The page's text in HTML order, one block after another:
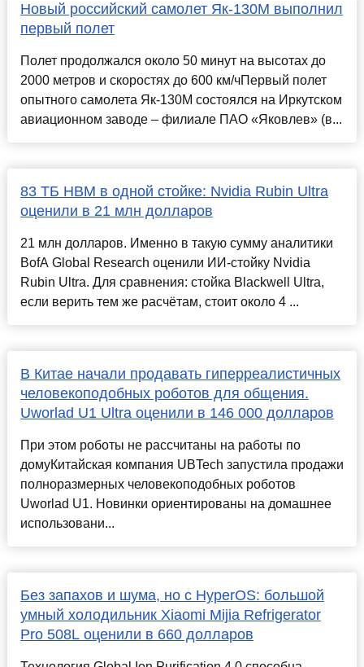
Новый российский самолет Як-130М выполнил
первый полет
Полет продолжался около 50 минут на высотах до
2000 метров и скоростях до 600 км/чПервый полет
опытного самолета Як-130М состоялся на Иркутском
авиационном заводе – филиале ПАО «Яковлев» (в...
83 ТБ HBM в одной стойке: Nvidia Rubin Ultra
оценили в 21 млн долларов
21 млн долларов. Именно в такую сумму аналитики
BofA Global Research оценили ИИ-стойку Nvidia
Rubin Ultra. Для сравнения: стойка Blackwell Ultra,
если верить тем же расчётам, стоит около 4 ...
В Китае начали продавать гиперреалистичных
человекоподобных роботов для общения.
Uworlad U1 Ultra оценили в 146 000 долларов
При этом роботы не рассчитаны на работы по
домуКитайская компания UBTech запустила продажи
полноразмерных человекоподобных роботов
Uworlad U1. Новинки ориентированы на домашнее
использовани...
Без запахов и шума, но с HyperOS: большой
умный холодильник Xiaomi Mijia Refrigerator
Pro 508L оценили в 660 долларов